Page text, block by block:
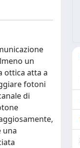
un
ottica atta a
fotoni
di
una